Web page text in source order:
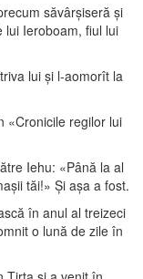
săvârşiseră şi
lui Ieroboam, fiul lui
lui şi l-aomorît la
«Cronicile regilor lui
Iehu: «Până la al
tăi!» Şi aşa a fost.
în anul al treizeci
o lună de zile în